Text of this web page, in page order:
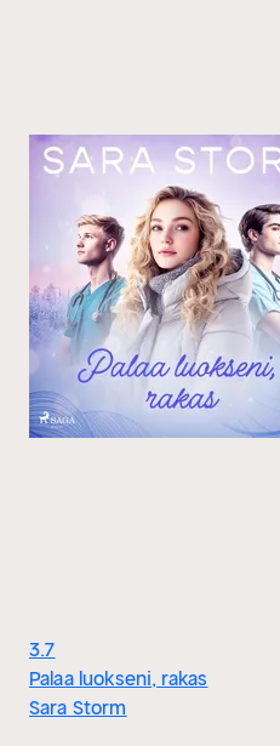
3.7
Palaa luokseni, rakas
Sara Storm